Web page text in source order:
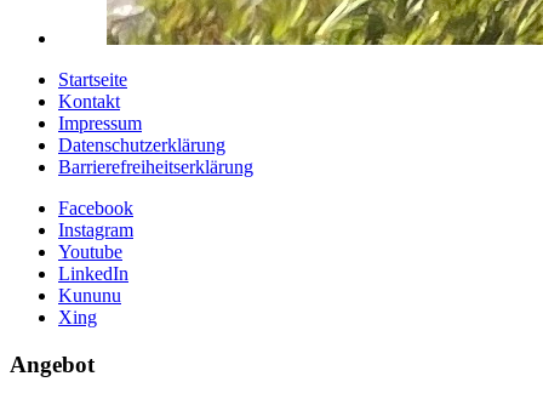
Startseite
Kontakt
Impressum
Datenschutzerklärung
Barrierefreiheitserklärung
Facebook
Instagram
Youtube
LinkedIn
Kununu
Xing
Angebot